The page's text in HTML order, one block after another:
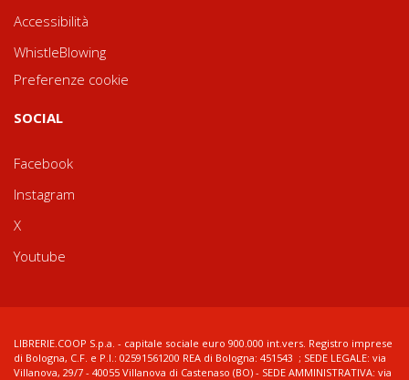
Accessibilità
WhistleBlowing
Preferenze cookie
SOCIAL
Facebook
Instagram
X
Youtube
LIBRERIE.COOP S.p.a. - capitale sociale euro 900.000 int.vers. Registro imprese
di Bologna, C.F. e P.I.: 02591561200 REA di Bologna: 451543 ; SEDE LEGALE: via
Villanova, 29/7 - 40055 Villanova di Castenaso (BO) - SEDE AMMINISTRATIVA: via